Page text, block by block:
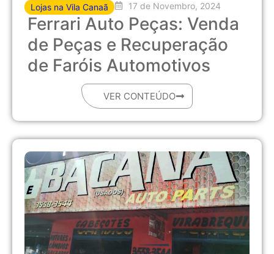
Lojas na Vila Canaã 17 de Novembro, 2024
Ferrari Auto Peças: Venda
de Peças e Recuperação
de Faróis Automotivos
VER CONTEÚDO